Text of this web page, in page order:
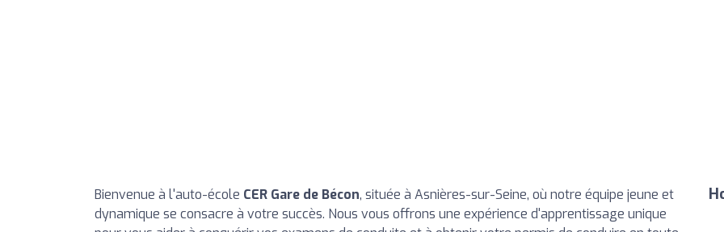
Bienvenue à l'auto-école CER Gare de Bécon, située à Asnières-sur-Seine, où notre équipe jeune et
dynamique se consacre à votre succès. Nous vous offrons une expérience d'apprentissage unique